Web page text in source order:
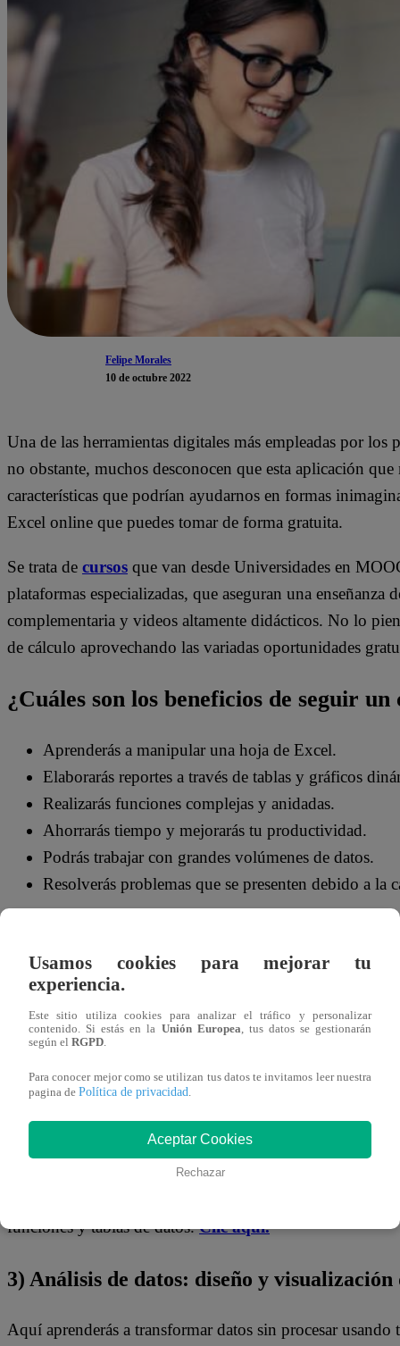
Felipe Morales
10 de octubre 2022
Una de las herramientas digitales más empleadas por
no obstante, muchos desconocen que esta aplicación
características que podrían ayudarnos en formas
Excel online que puedes tomar de forma gratuita.
Se trata de cursos que van desde Universidades en
plataformas especializadas, que aseguran una
complementaria y videos altamente didácticos. No lo
de cálculo aprovechando las variadas oportunidades
¿Cuáles son los beneficios de seguir
Aprenderás a manipular una hoja de Excel.
Elaborarás reportes a través de tablas y gráficos
Realizarás funciones complejas y anidadas.
Ahorrarás tiempo y mejorarás tu productividad.
Podrás trabajar con grandes volúmenes de datos.
Resolverás problemas que se presenten debido a la
1) Cursos Excel 2019 – Volumen 1
Aquí podrás aprender a ejecutar tareas con números
de ejecutar diversas fórmulas, tablas dinámicas, bases
sencilla.Clic aquí.
2) Excel: fundamentos y herramientas
funciones y tablas de datos.Clic aquí.
3) Análisis de datos: diseño y visualización
Aquí aprenderás a transformar datos sin procesar
Usamos cookies para mejorar tu
experiencia.
Este sitio utiliza cookies para analizar el tráfico y personalizar
contenido. Si estás en la Unión Europea, tus datos se gestionarán
según el RGPD.
Para conocer mejor como se utilizan tus datos te invitamos leer nuestra
pagina de Política de privacidad.
Aceptar Cookies
Rechazar